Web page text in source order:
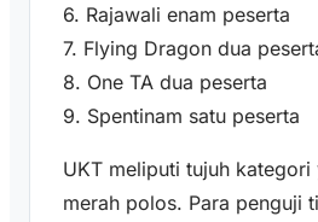
6. Rajawali enam peserta
7. Flying Dragon dua
8. One TA dua peserta
9. Spentinam satu peserta
UKT meliputi tujuh
merah polos. Para penguji